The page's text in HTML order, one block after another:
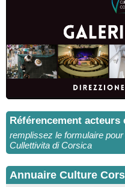
Référencement
remplissez le formulaire pour
Cullettivita di Corsica
Annuaire Culture